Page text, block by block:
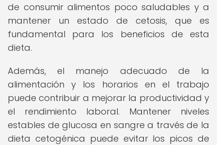
de consumir alimentos poco saludables y a
mantener un estado de cetosis, que es
fundamental para los beneficios de esta
dieta.
Además, el manejo adecuado de la
alimentación y los horarios en el trabajo
puede contribuir a mejorar la productividad y
el rendimiento laboral. Mantener niveles
estables de glucosa en sangre a través de la
dieta cetogénica puede evitar los picos de